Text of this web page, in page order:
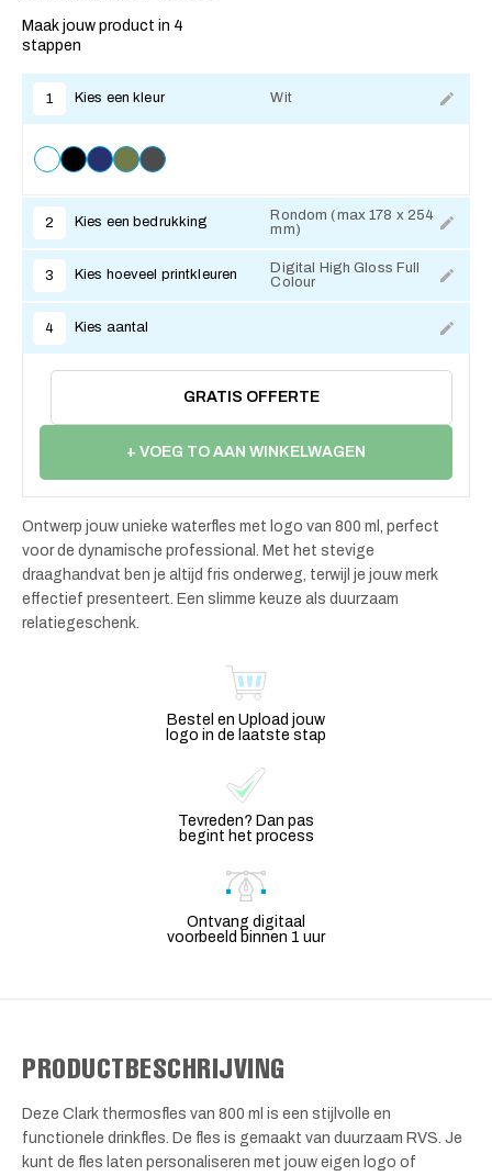
Maak jouw product in 4
stappen
1 Kies een kleur Wit
2 Kies een bedrukking
Rondom (max 178 x 254
mm)
3 Kies hoeveel printkleuren
Digital High Gloss Full
Colour
4 Kies aantal
GRATIS OFFERTE
+ VOEG TO AAN WINKELWAGEN
Ontwerp jouw unieke waterfles met logo van 800 ml, perfect
voor de dynamische professional. Met het stevige
draaghandvat ben je altijd fris onderweg, terwijl je jouw merk
effectief presenteert. Een slimme keuze als duurzaam
relatiegeschenk.
Bestel en Upload jouw
logo in de laatste stap
Tevreden? Dan pas
begint het process
Ontvang digitaal
voorbeeld binnen 1 uur
PRODUCTBESCHRIJVING
Deze Clark thermosfles van 800 ml is een stijlvolle en
functionele drinkfles. De fles is gemaakt van duurzaam RVS. Je
kunt de fles laten personaliseren met jouw eigen logo of